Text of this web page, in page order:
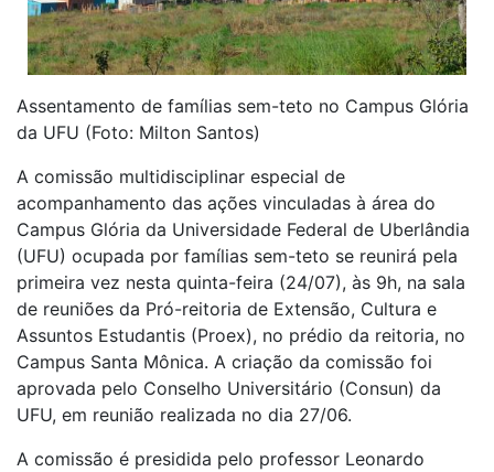
Assentamento de famílias sem-teto no Campus Glória
da UFU (Foto: Milton Santos)
A comissão multidisciplinar especial de
acompanhamento das ações vinculadas à área do
Campus Glória da Universidade Federal de Uberlândia
(UFU) ocupada por famílias sem-teto se reunirá pela
primeira vez nesta quinta-feira (24/07), às 9h, na sala
de reuniões da Pró-reitoria de Extensão, Cultura e
Assuntos Estudantis (Proex), no prédio da reitoria, no
Campus Santa Mônica. A criação da comissão foi
aprovada pelo Conselho Universitário (Consun) da
UFU, em reunião realizada no dia 27/06.
A comissão é presidida pelo professor Leonardo